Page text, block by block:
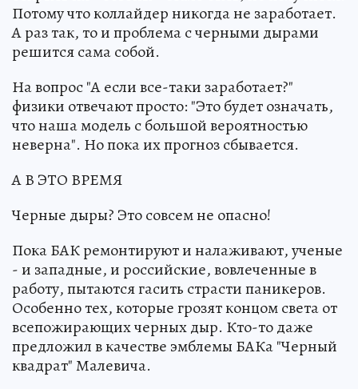
Потому что коллайдер никогда не заработает.
А раз так, то и проблема с черными дырами
решится сама собой.
На вопрос "А если все-таки заработает?"
физики отвечают просто: "Это будет означать,
что наша модель с большой вероятностью
неверна". Но пока их прогноз сбывается.
А В ЭТО ВРЕМЯ
Черные дыры? Это совсем не опасно!
Пока БАК ремонтируют и налаживают, ученые
- и западные, и российские, вовлеченные в
работу, пытаются гасить страсти паникеров.
Особенно тех, которые грозят концом света от
всепожирающих черных дыр. Кто-то даже
предложил в качестве эмблемы БАКа "Черный
квадрат" Малевича.